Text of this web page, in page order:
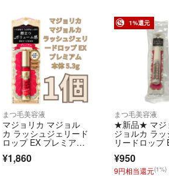
まつ毛美容液
マジョリカ マジョル
カ ラッシュジェリード
ロップ EX プレミア
ム 1個
¥1,860
1%還元
まつ毛美容液
★新品★ マジ
ジョルカ ラッ
リードロップ
毛美容液
¥950
9円相当還元(1%)